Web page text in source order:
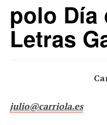
polo Día
Letras
julio@carriola.es